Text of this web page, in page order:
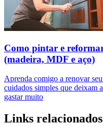
Como pintar e
(madeira, MDF e aço)
Aprenda comigo a renovar
cuidados simples que deixam
gastar muito
Links